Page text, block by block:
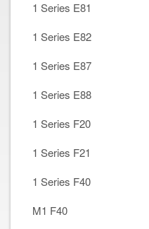
1 Series E81
1 Series E82
1 Series E87
1 Series E88
1 Series F20
1 Series F21
1 Series F40
M1 F40